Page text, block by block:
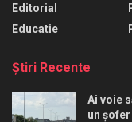
Editorial
Educatie
Ştiri Recente
Ai voie
un